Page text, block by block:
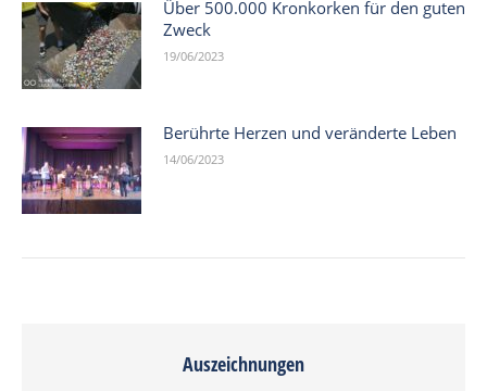
Über 500.000 Kronkorken für den guten
Zweck
19/06/2023
Berührte Herzen und veränderte Leben
14/06/2023
Auszeichnungen